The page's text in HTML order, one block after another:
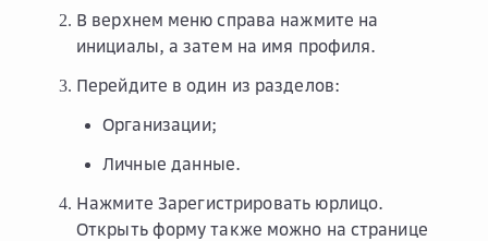
В верхнем меню справа нажмите на
инициалы, а затем на имя профиля.
Перейдите в один из разделов:
Организации;
Личные данные.
Нажмите Зарегистрировать юрлицо.
Открыть форму также можно на странице